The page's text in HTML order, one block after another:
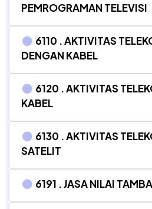
PEMROGRAMAN TELEVISI
6110 . AKTIVITAS
DENGAN KABEL
6120 . AKTIVITAS
KABEL
6130 . AKTIVITAS
SATELIT
6191 . JASA NILAI